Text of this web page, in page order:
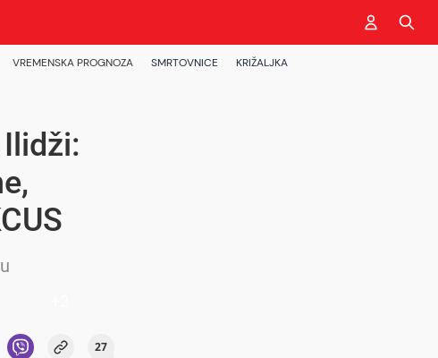
VREMENSKA PROGNOZA SMRTOVNICE KRIŽALJKA
27